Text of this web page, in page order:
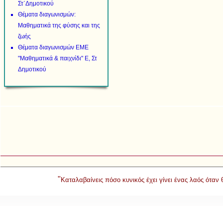
Στ΄Δημοτικού
Θέματα διαγωνισμών:
Μαθηματικά της φύσης και της
ζωής
Θέματα διαγωνισμών ΕΜΕ
"Μαθηματικά & παιχνίδι" Ε, Στ
Δημοτικού
" Καταλαβαίνεις πόσο κυνικός έχει γίνει ένας λαός